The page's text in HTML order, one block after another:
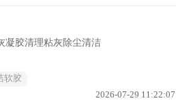
凝胶清理粘灰除尘清洁
软胶
2026-07-29 11:22:07